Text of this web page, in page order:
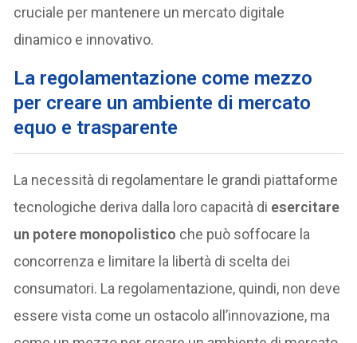
cruciale per mantenere un mercato digitale
dinamico e innovativo.
La regolamentazione come mezzo
per creare un ambiente di mercato
equo e trasparente
La necessità di regolamentare le grandi piattaforme
tecnologiche deriva dalla loro capacità di esercitare
un potere monopolistico che può soffocare la
concorrenza e limitare la libertà di scelta dei
consumatori. La regolamentazione, quindi, non deve
essere vista come un ostacolo all’innovazione, ma